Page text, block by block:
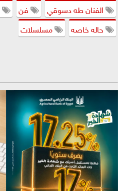
الفنان طه دسوقي
فن
حاله خاصه
مسلسلات